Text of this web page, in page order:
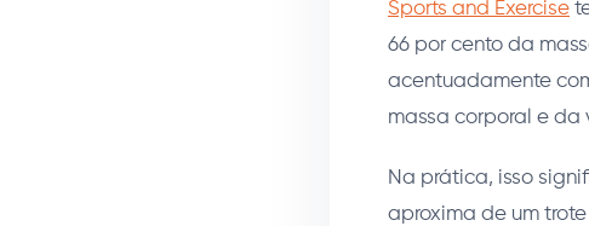
Sports and Exercise
66 por cento da
acentuadamente
massa corporal e
Na prática, isso
aproxima de um